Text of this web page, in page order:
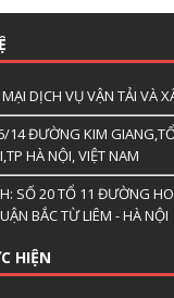
DỊCH VỤ VẬN TẢI VÀ
14 ĐƯỜNG KIM
HÀ NỘI, VIỆT NAM
SỐ 20 TỔ 11 ĐƯỜNG
BẮC TỪ LIÊM - HÀ NỘI
HIỆN